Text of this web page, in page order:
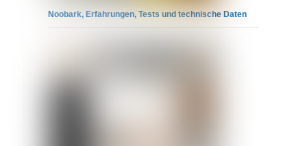
Noobark, Erfahrungen, Tests und technische Daten